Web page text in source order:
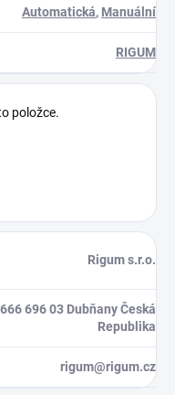
Automatická, Manuální
RIGUM
položce.
Rigum s.r.o.
696 03 Dubňany Česká
Republika
rigum@rigum.cz